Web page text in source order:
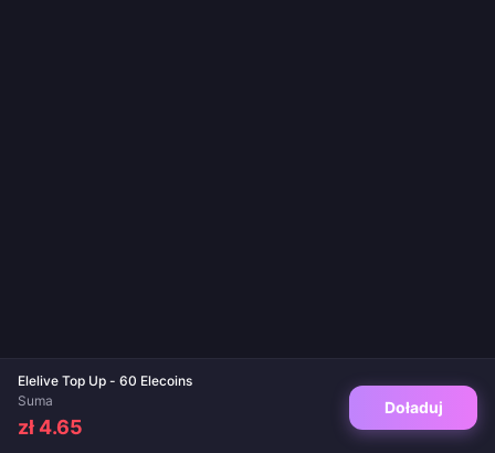
Elelive Top Up - 60 Elecoins
Suma
zł 4.65
Doładuj